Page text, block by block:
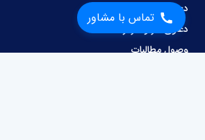
تماس با مشاور
دعاوی کیفری
دعاوی کار و کارگر
وصول مطالبات